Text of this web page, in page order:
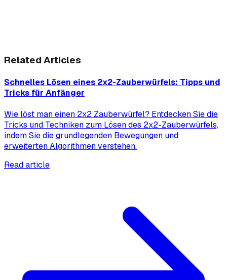
Related Articles
Schnelles Lösen eines 2x2-Zauberwürfels: Tipps und
Tricks für Anfänger
Wie löst man einen 2x2 Zauberwürfel? Entdecken Sie die
Tricks und Techniken zum Lösen des 2x2-Zauberwürfels,
indem Sie die grundlegenden Bewegungen und
erweiterten Algorithmen verstehen.
Read article